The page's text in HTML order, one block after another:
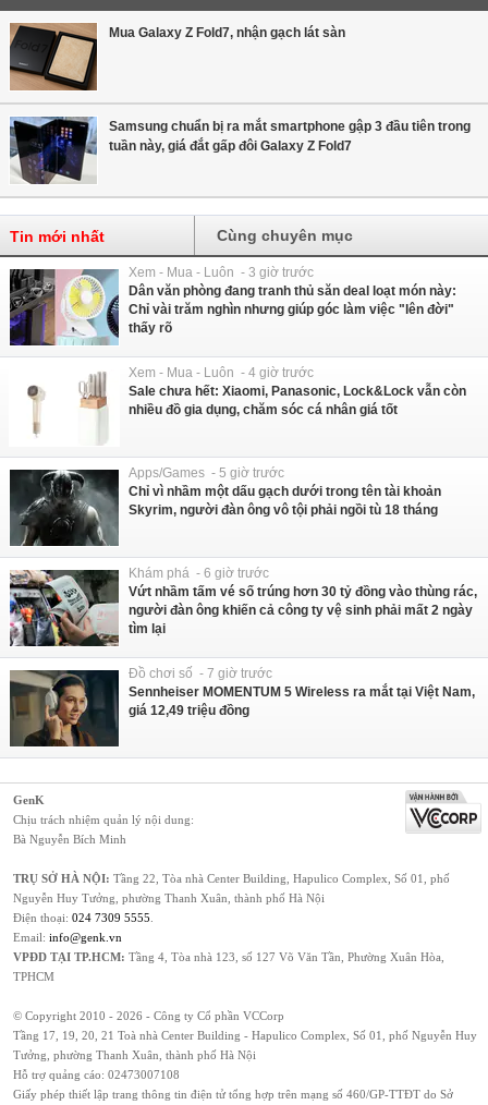
Mua Galaxy Z Fold7, nhận gạch lát sàn
Samsung chuẩn bị ra mắt smartphone gập 3 đầu tiên trong
tuần này, giá đắt gấp đôi Galaxy Z Fold7
Tin mới nhất Cùng chuyên mục
Xem - Mua - Luôn - 3 giờ trước
Dân văn phòng đang tranh thủ săn deal loạt món này:
Chỉ vài trăm nghìn nhưng giúp góc làm việc "lên đời"
thấy rõ
Xem - Mua - Luôn - 4 giờ trước
Sale chưa hết: Xiaomi, Panasonic, Lock&Lock vẫn còn
nhiều đồ gia dụng, chăm sóc cá nhân giá tốt
Apps/Games - 5 giờ trước
Chỉ vì nhầm một dấu gạch dưới trong tên tài khoản
Skyrim, người đàn ông vô tội phải ngồi tù 18 tháng
Khám phá - 6 giờ trước
Vứt nhầm tấm vé số trúng hơn 30 tỷ đồng vào thùng rác,
người đàn ông khiến cả công ty vệ sinh phải mất 2 ngày
tìm lại
Đồ chơi số - 7 giờ trước
Sennheiser MOMENTUM 5 Wireless ra mắt tại Việt Nam,
giá 12,49 triệu đồng
GenK
Chịu trách nhiệm quản lý nội dung:
Bà Nguyễn Bích Minh
TRỤ SỞ HÀ NỘI: Tầng 22, Tòa nhà Center Building, Hapulico Complex, Số 01, phố
Nguyễn Huy Tưởng, phường Thanh Xuân, thành phố Hà Nội
Điện thoại: 024 7309 5555
Email: info@genk.vn
VPĐD TẠI TP.HCM: Tầng 4, Tòa nhà 123, số 127 Võ Văn Tần, Phường Xuân Hòa,
TPHCM
© Copyright 2010 - 2026 - Công ty Cổ phần VCCorp
Tầng 17, 19, 20, 21 Toà nhà Center Building - Hapulico Complex, Số 01, phố Nguyễn Huy
Tưởng, phường Thanh Xuân, thành phố Hà Nội
Hỗ trợ quảng cáo: 02473007108
Giấy phép thiết lập trang thông tin điện tử tổng hợp trên mạng số 460/GP-TTĐT do Sở